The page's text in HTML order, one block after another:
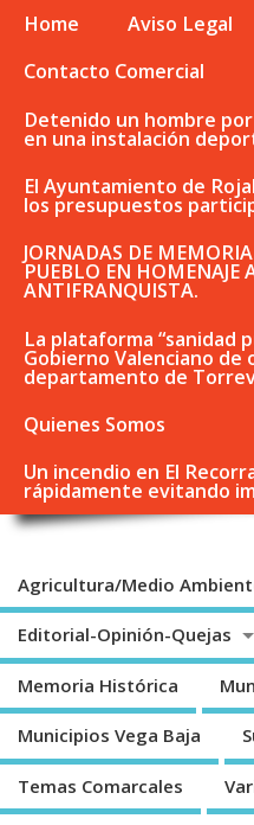
Home Aviso Legal
Contacto Comercial
Detenido un hombre
en una instalación
El Ayuntamiento de
los presupuestos
JORNADAS DE
PUEBLO EN HOMENAJE
ANTIFRANQUISTA.
La plataforma “sanidad
Gobierno Valenciano
departamento de
Quienes Somos
Un incendio en El
rápidamente evitando
Agricultura/Medio
Editorial-Opinión-Quejas
Memoria Histórica
Municipios Vega Baja
Temas Comarcales